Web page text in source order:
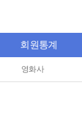
회원통계
영화사